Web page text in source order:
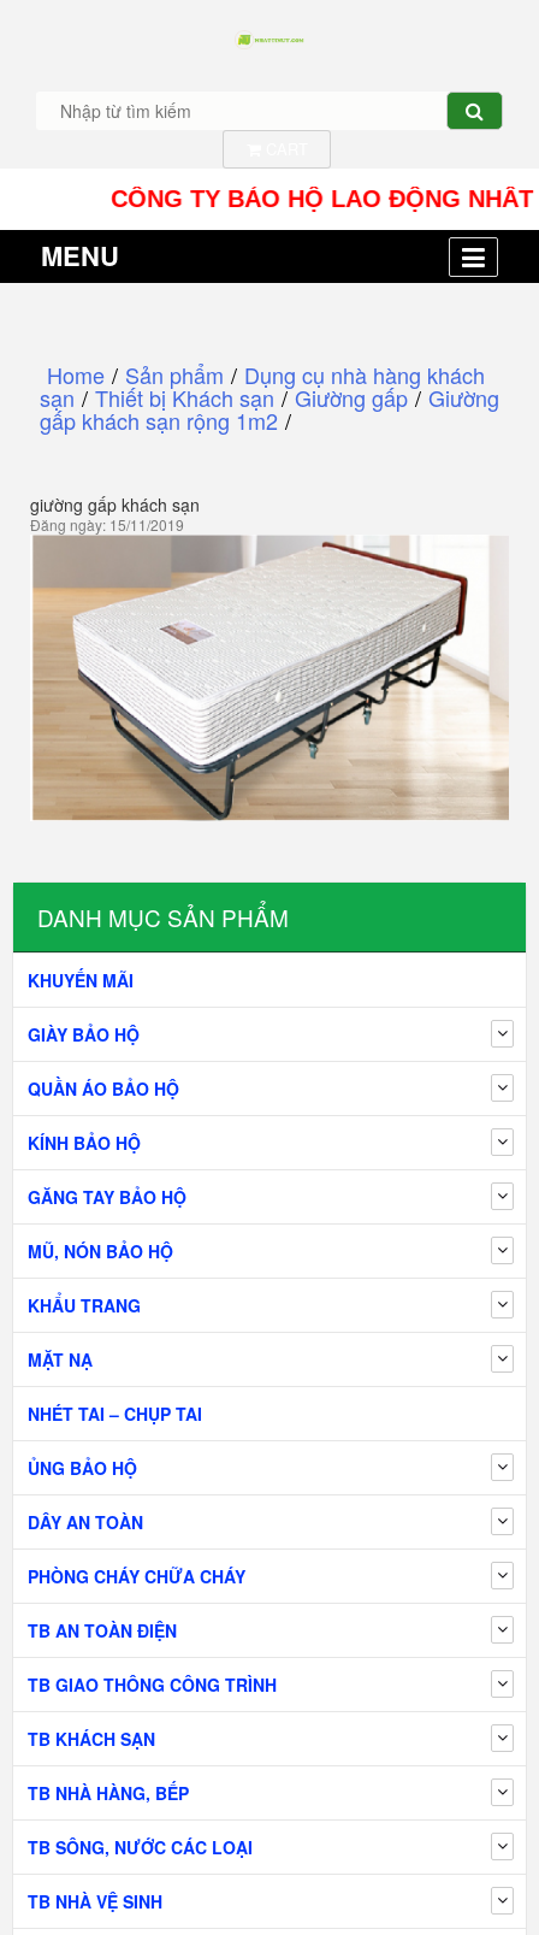
CÔNG TY BẢO HỘ LAO ĐỘNG NHÂT
MENU
DANH MỤC SẢN PHẨM
KHUYẾN MÃI
GIÀY BẢO HỘ
QUẦN ÁO BẢO HỘ
KÍNH BẢO HỘ
GĂNG TAY BẢO HỘ
MŨ, NÓN BẢO HỘ
KHẨU TRANG
MẶT NẠ
NHÉT TAI – CHỤP TAI
ỦNG BẢO HỘ
DÂY AN TOÀN
PHÒNG CHÁY CHỮA CHÁY
TB AN TOÀN ĐIỆN
TB GIAO THÔNG CÔNG TRÌNH
TB KHÁCH SẠN
TB NHÀ HÀNG, BẾP
TB SÔNG, NƯỚC CÁC LOẠI
TB NHÀ VỆ SINH
Home / Sản phẩm / Dụng cụ nhà hàng khách
sạn / Thiết bị Khách sạn / Giường gấp / Giường
gấp khách sạn rộng 1m2 /
giường gấp khách sạn
Đăng ngày: 15/11/2019